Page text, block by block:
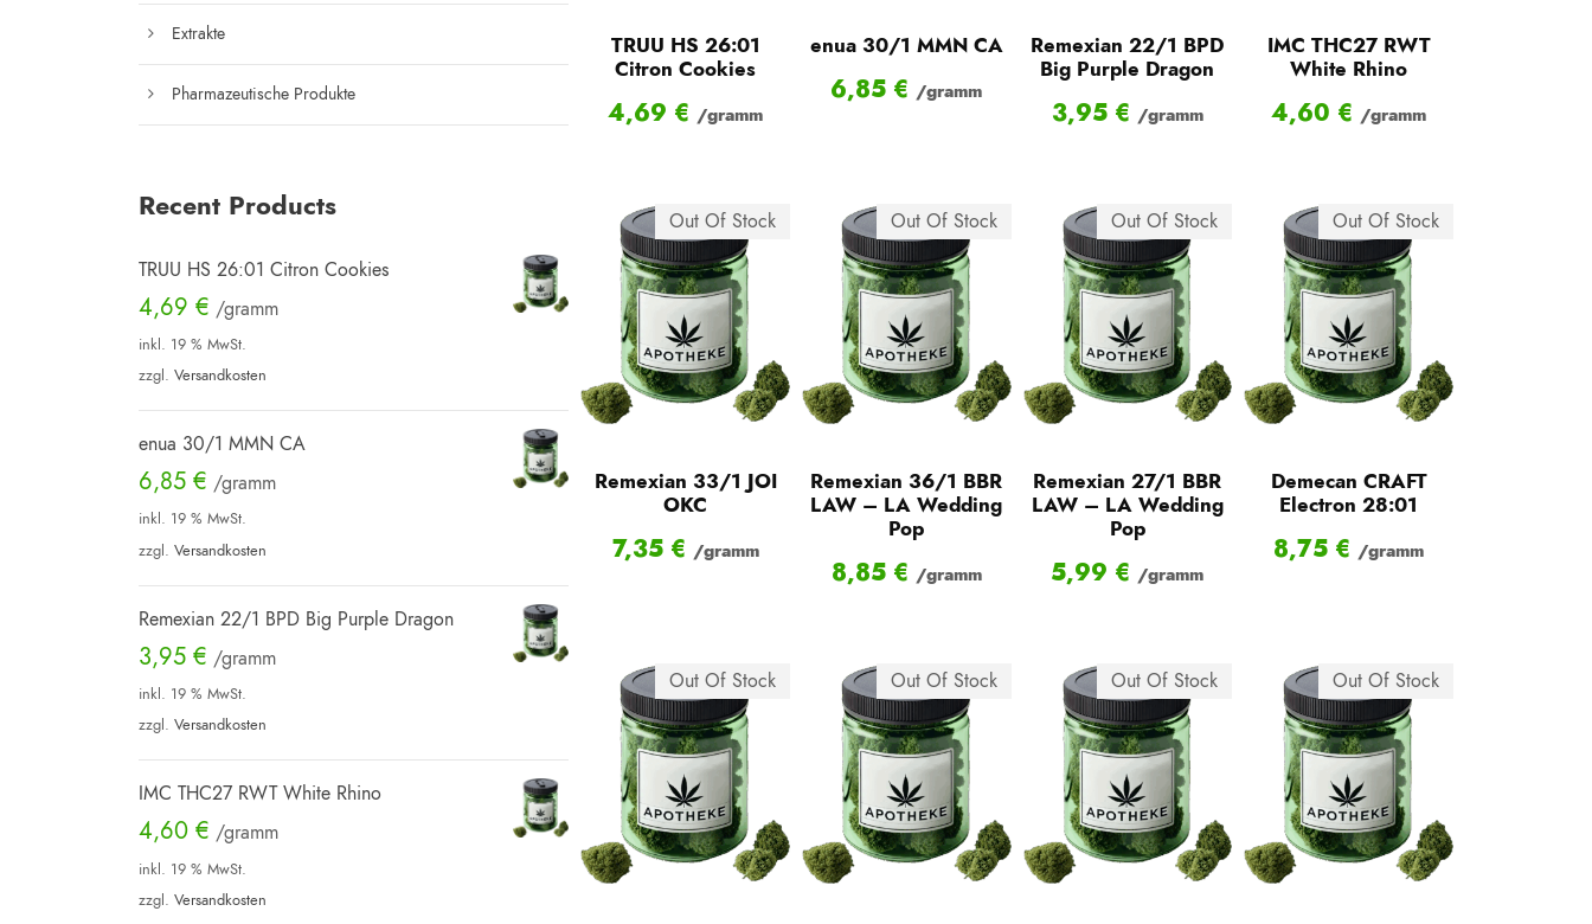
TRUU HS 26:01
Citron Cookies
4,69 € /gramm
enua 30/1 MMN CA
6,85 € /gramm
Remexian 22/1 BPD
Big Purple Dragon
3,95 € /gramm
IMC THC27 RWT
White Rhino
4,60 € /gramm
Out Of Stock
Remexian 33/1 JOI
OKC
7,35 € /gramm
Out Of Stock
Remexian 36/1 BBR
LAW – LA Wedding
Pop
8,85 € /gramm
Out Of Stock
Remexian 27/1 BBR
LAW – LA Wedding
Pop
5,99 € /gramm
Out Of Stock
Demecan CRAFT
Electron 28:01
8,75 € /gramm
Out Of Stock Out Of Stock Out Of Stock Out Of Stock
Extrakte
Pharmazeutische Produkte
Recent Products
TRUU HS 26:01 Citron Cookies
4,69 € /gramm
inkl. 19 % MwSt.
zzgl. Versandkosten
enua 30/1 MMN CA
6,85 € /gramm
inkl. 19 % MwSt.
zzgl. Versandkosten
Remexian 22/1 BPD Big Purple Dragon
3,95 € /gramm
inkl. 19 % MwSt.
zzgl. Versandkosten
IMC THC27 RWT White Rhino
4,60 € /gramm
inkl. 19 % MwSt.
zzgl. Versandkosten